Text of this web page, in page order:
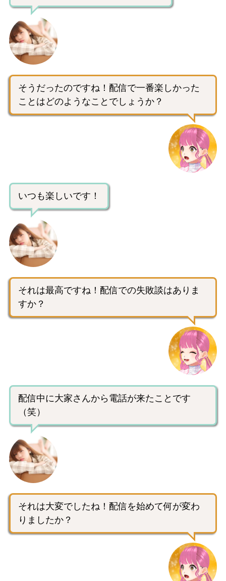
そうだったのですね！配信で一番楽しかった
ことはどのようなことでしょうか？
いつも楽しいです！
それは最高ですね！配信での失敗談はありま
すか？
配信中に大家さんから電話が来たことです
（笑）
それは大変でしたね！配信を始めて何が変わ
りましたか？